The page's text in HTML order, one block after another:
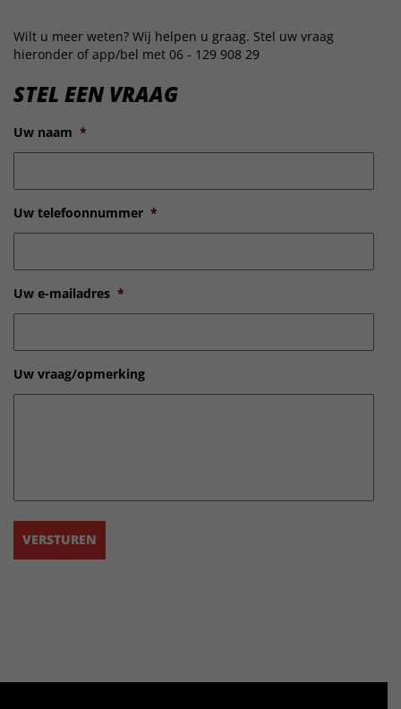
Wilt u meer weten? Wij helpen u graag. Stel uw vraag
hieronder of app/bel met 06 - 129 908 29
STEL EEN VRAAG
Uw naam *
Uw telefoonnummer *
Uw e-mailadres *
Uw vraag/opmerking